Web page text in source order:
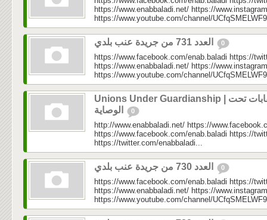
https://www.enabbaladi.net/ https://
https://www.youtube.com/channel/
0
https://www.facebook.com/enab.baladi https://
https://www.enabbaladi.net/ https://
https://www.youtube.com/channel/
Unions Under Guardianship | نقابات تحت
0
http://www.enabbaladi.net/ https://
https://www.facebook.com/enab.baladi https://
https://twitter.com/enabbaladi...
0
https://www.facebook.com/enab.baladi https://
https://www.enabbaladi.net/ https://
https://www.youtube.com/channel/